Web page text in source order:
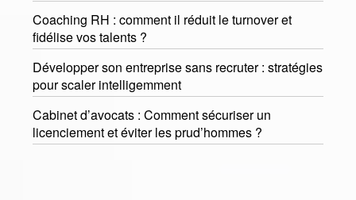
Coaching RH : comment il réduit le turnover et
fidélise vos talents ?
Développer son entreprise sans recruter : stratégies
pour scaler intelligemment
Cabinet d’avocats : Comment sécuriser un
licenciement et éviter les prud’hommes ?